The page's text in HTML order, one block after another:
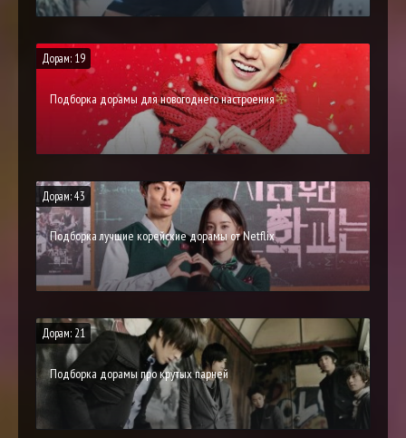
Дорам: 19
Подборка дорамы для новогоднего настроения
Дорам: 43
Подборка лучшие корейские дорамы от Netflix
Дорам: 21
Подборка дорамы про крутых парней